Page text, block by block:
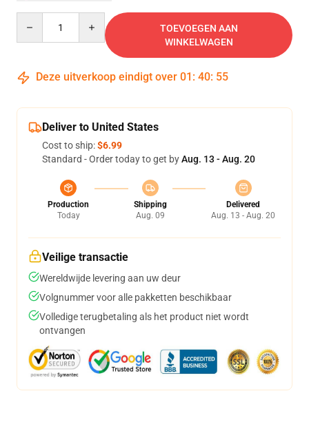
TOEVOEGEN AAN
WINKELWAGEN
Deze uitverkoop eindigt over 01 : 40: 54
Deliver to United States
Cost to ship:$6.99
Standard - Order today to get byAug. 13 - Aug. 20
Production
Today
Shipping
Aug. 09
Delivered
Aug. 13 - Aug. 20
Veilige transactie
Wereldwijde levering aan uw deur
Volgnummer voor alle pakketten beschikbaar
Volledige terugbetaling als het product niet wordt
ontvangen